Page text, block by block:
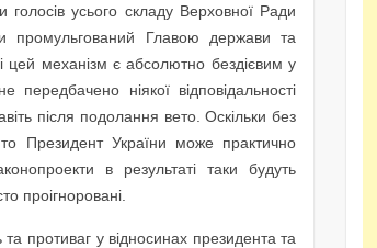
голосів усього складу Верховної Ради
промульгований Главою держави та
механізм є абсолютно бездієвим у
ніякої відповідальності
після подолання вето. Оскільки без
Президент України може практично
в результаті таки будуть
проігноровані.
противаг у відносинах президента та